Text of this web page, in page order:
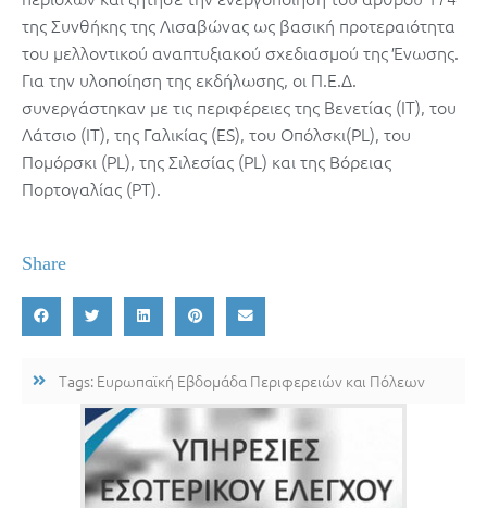
της Συνθήκης της Λισαβώνας ως βασική προτεραιότητα
του μελλοντικού αναπτυξιακού σχεδιασμού της Ένωσης.
Για την υλοποίηση της εκδήλωσης, οι Π.Ε.Δ.
συνεργάστηκαν με τις περιφέρειες της Βενετίας (IT), του
Λάτσιο (IT), της Γαλικίας (ES), του Οπόλσκι(PL), του
Πομόρσκι (PL), της Σιλεσίας (PL) και της Βόρειας
Πορτογαλίας (PT).
Share
Tags: Ευρωπαϊκή Εβδομάδα Περιφερειών και Πόλεων